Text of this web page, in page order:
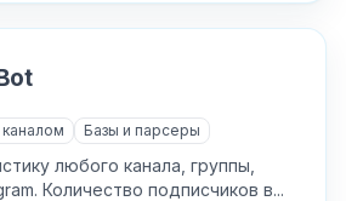
Базы и парсеры
любого канала, группы,
Количество подписчиков в...